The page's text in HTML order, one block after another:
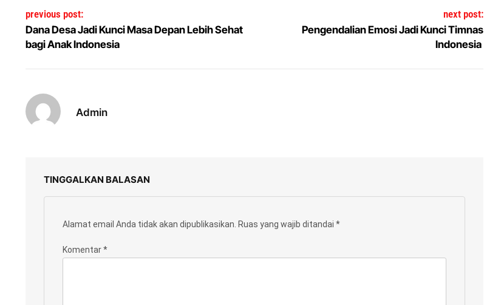
Navigasi pos
previous post:
Dana Desa Jadi Kunci Masa Depan Lebih Sehat
bagi Anak Indonesia
next post:
Pengendalian Emosi Jadi Kunci Timnas
Indonesia
Admin
TINGGALKAN BALASAN
Alamat email Anda tidak akan dipublikasikan. Ruas yang wajib ditandai *
Komentar*